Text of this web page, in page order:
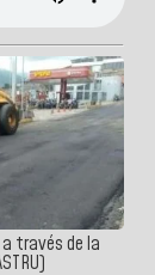
través de la